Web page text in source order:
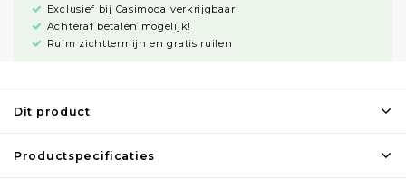
Exclusief bij Casimoda verkrijgbaar
Achteraf betalen mogelijk!
Ruim zichttermijn en gratis ruilen
Dit product
Productspecificaties